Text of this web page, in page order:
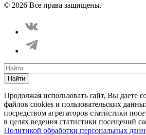
© 2026 Все права защищены.
Найти
Продолжая использовать сайт, Вы даете
файлов cookies и пользовательских
посредством агрегаторов статистики
в целях ведения статистики посещений
Политикой обработки персональных